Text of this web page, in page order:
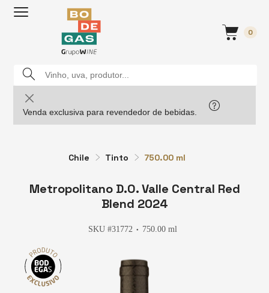
0
Venda exclusiva para revendedor de bebidas.
Chile Tinto 750.00 ml
Metropolitano D.O. Valle Central Red
Blend 2024
SKU #31772 ● 750.00 ml